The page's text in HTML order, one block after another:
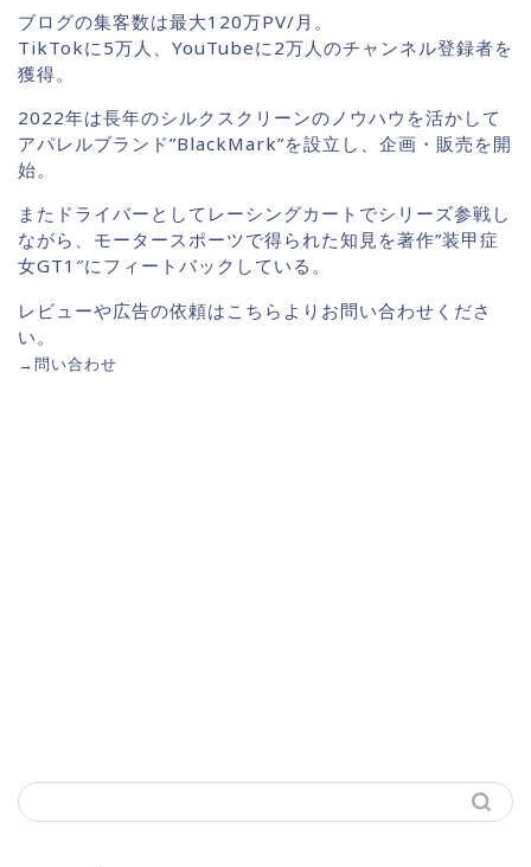
ブログの集客数は最大120万PV/月。
TikTokに5万人、YouTubeに2万人のチャンネル登録者を
獲得。
2022年は長年のシルクスクリーンのノウハウを活かして
アパレルブランド”BlackMark”を設立し、企画・販売を開
始。
またドライバーとしてレーシングカートでシリーズ参戦し
ながら、モータースポーツで得られた知見を著作”装甲症
女GT1″にフィートバックしている。
レビューや広告の依頼はこちらよりお問い合わせくださ
い。
→問い合わせ